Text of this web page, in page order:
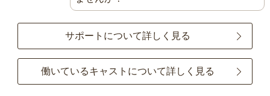
サポートについて詳しく見る
働いているキャストについて詳しく見る